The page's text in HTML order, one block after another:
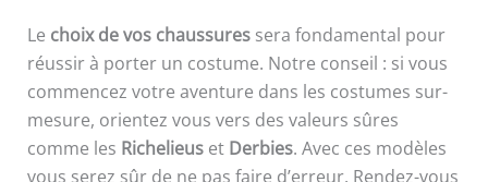
Le choix de vos chaussures sera fondamental pour
réussir à porter un costume. Notre conseil : si vous
commencez votre aventure dans les costumes sur-
mesure, orientez vous vers des valeurs sûres
comme les Richelieuset Derbies. Avec ces modèles
vous serez sûr de ne pas faire d’erreur. Rendez-vous